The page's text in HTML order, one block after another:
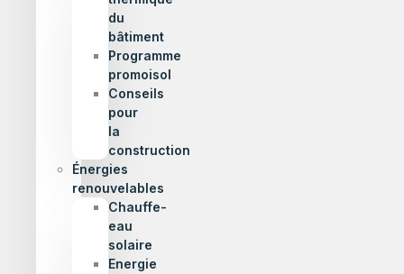
du
bâtiment
Programme
promoisol
Conseils
pour
la
construction
Énergies
renouvelables
Chauffe-
eau
solaire
Energie